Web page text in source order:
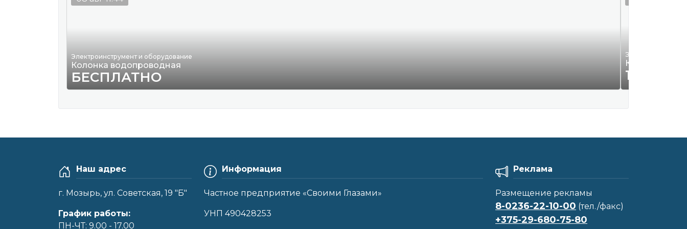
Электроинструмент и оборудование
Колонка водопроводная
БЕСПЛАТНО
Компрессор
155
Наш адрес
г. Мозырь, ул. Советская, 19 "Б"
График работы:
ПН-ЧТ: 9.00 - 17.00
Информация
Частное предприятие «Своими Глазами»
УНП 490428253
Реклама
Размещение рекламы
8-0236-22-10-00 (тел./факс)
+375-29-680-75-80